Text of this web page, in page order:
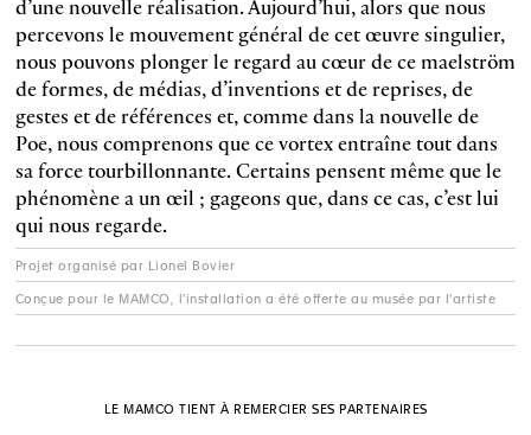
d’une nouvelle réalisation. Aujourd’hui, alors que nous
percevons le mouvement général de cet œuvre singulier,
nous pouvons plonger le regard au cœur de ce maelström
de formes, de médias, d’inventions et de reprises, de
gestes et de références et, comme dans la nouvelle de
Poe, nous comprenons que ce vortex entraîne tout dans
sa force tourbillonnante. Certains pensent même que le
phénomène a un œil ; gageons que, dans ce cas, c’est lui
qui nous regarde.
Projet organisé par Lionel Bovier
Conçue pour le MAMCO, l'installation a été offerte au musée par l'artiste
LE MAMCO TIENT À REMERCIER SES PARTENAIRES